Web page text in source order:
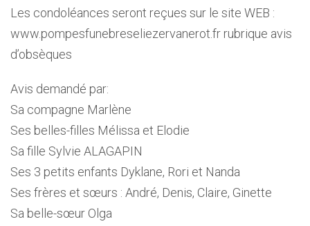
Les condoléances seront reçues sur le site WEB :
www.pompesfunebreseliezervanerot.fr rubrique avis
d’obsèques
Avis demandé par:
Sa compagne Marlène
Ses belles-filles Mélissa et Elodie
Sa fille Sylvie ALAGAPIN
Ses 3 petits enfants Dyklane, Rori et Nanda
Ses frères et sœurs : André, Denis, Claire, Ginette
Sa belle-sœur Olga